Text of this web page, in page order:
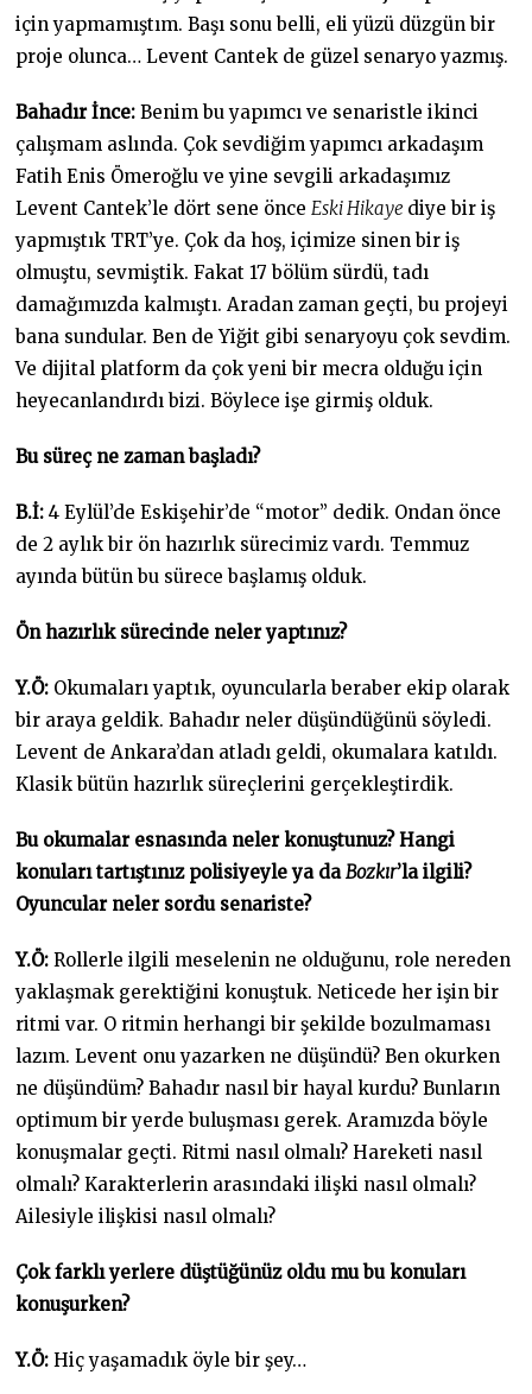
için yapmamıştım. Başı sonu belli, eli yüzü düzgün bir
proje olunca… Levent Cantek de güzel senaryo yazmış.
Bahadır İnce: Benim bu yapımcı ve senaristle ikinci
çalışmam aslında. Çok sevdiğim yapımcı arkadaşım
Fatih Enis Ömeroğlu ve yine sevgili arkadaşımız
Levent Cantek’le dört sene önce Eski Hikaye diye bir iş
yapmıştık TRT’ye. Çok da hoş, içimize sinen bir iş
olmuştu, sevmiştik. Fakat 17 bölüm sürdü, tadı
damağımızda kalmıştı. Aradan zaman geçti, bu projeyi
bana sundular. Ben de Yiğit gibi senaryoyu çok sevdim.
Ve dijital platform da çok yeni bir mecra olduğu için
heyecanlandırdı bizi. Böylece işe girmiş olduk.
Bu süreç ne zaman başladı?
B.İ: 4 Eylül’de Eskişehir’de “motor” dedik. Ondan önce
de 2 aylık bir ön hazırlık sürecimiz vardı. Temmuz
ayında bütün bu sürece başlamış olduk.
Ön hazırlık sürecinde neler yaptınız?
Y.Ö: Okumaları yaptık, oyuncularla beraber ekip olarak
bir araya geldik. Bahadır neler düşündüğünü söyledi.
Levent de Ankara’dan atladı geldi, okumalara katıldı.
Klasik bütün hazırlık süreçlerini gerçekleştirdik.
Bu okumalar esnasında neler konuştunuz? Hangi
konuları tartıştınız polisiyeyle ya daBozkır’la ilgili?
Oyuncular neler sordu senariste?
Y.Ö: Rollerle ilgili meselenin ne olduğunu, role nereden
yaklaşmak gerektiğini konuştuk. Neticede her işin bir
ritmi var. O ritmin herhangi bir şekilde bozulmaması
lazım. Levent onu yazarken ne düşündü? Ben okurken
ne düşündüm? Bahadır nasıl bir hayal kurdu? Bunların
optimum bir yerde buluşması gerek. Aramızda böyle
konuşmalar geçti. Ritmi nasıl olmalı? Hareketi nasıl
olmalı? Karakterlerin arasındaki ilişki nasıl olmalı?
Ailesiyle ilişkisi nasıl olmalı?
Çok farklı yerlere düştüğünüz oldu mu bu konuları
konuşurken?
Y.Ö: Hiç yaşamadık öyle bir şey…